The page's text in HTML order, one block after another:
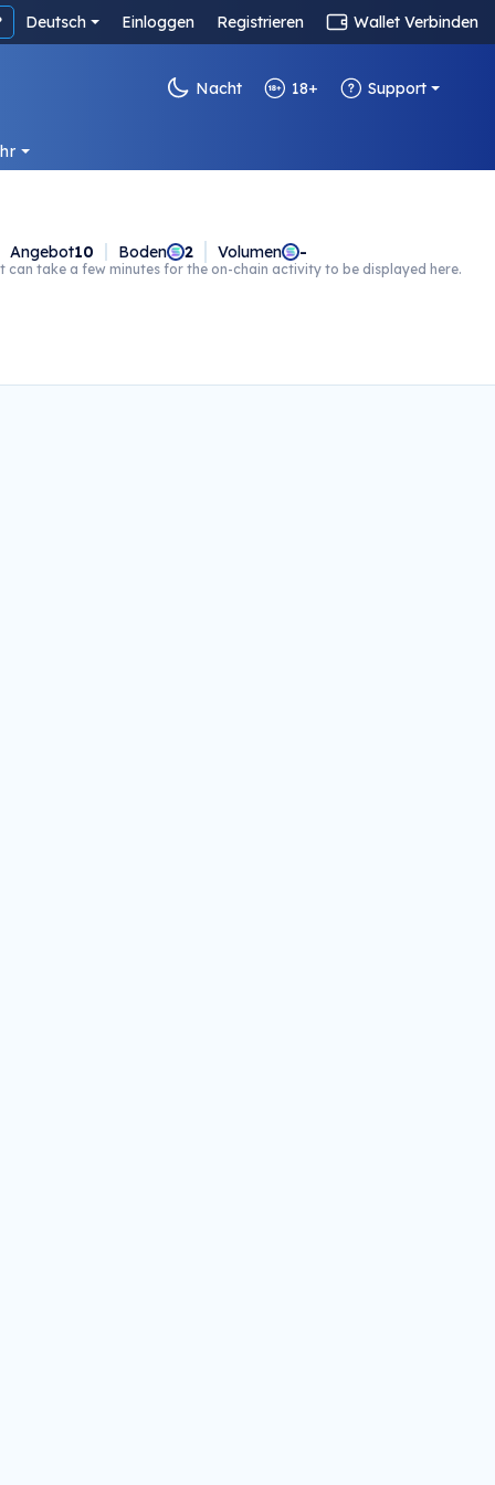
Deutsch Einloggen Registrieren Wallet Verbinden
Nacht 18+ Support
Angebot10 Boden 2 Volumen -
can take a few minutes for the on-chain activity to be displayed here.